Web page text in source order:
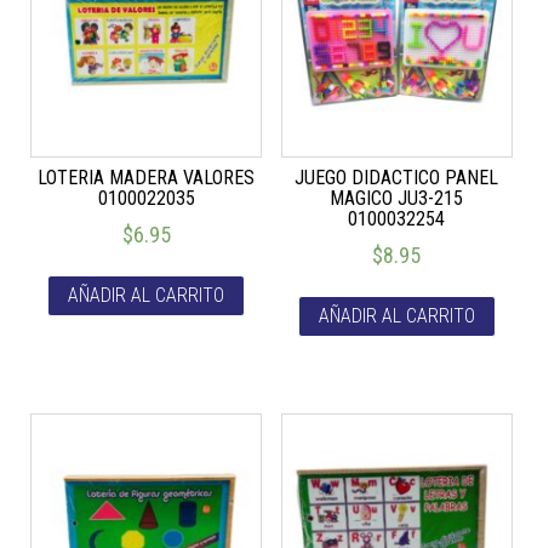
LOTERIA MADERA VALORES
0100022035
$6.95
AÑADIR AL CARRITO
JUEGO DIDACTICO PANEL
MAGICO JU3-215
0100032254
$8.95
AÑADIR AL CARRITO